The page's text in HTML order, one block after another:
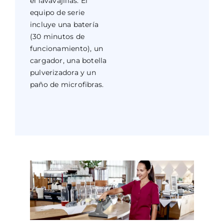
equipo de serie
incluye una batería
(30 minutos de
funcionamiento), un
cargador, una botella
pulverizadora y un
paño de microfibras.